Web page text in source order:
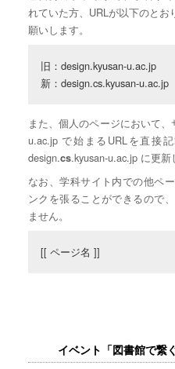
れていた方、URLが以下のと
願いします。
旧：design.kyusan-u.ac.jp
新：design.cs.kyusan-u.ac.jp
また、個人のページにおいて
u.ac.jp で始まるURLを直接
design.cs.kyusan-u.ac.jp に更新
なお、学科サイト内での他ペ
ンクを張ることができるので
ません。
[[ ページ名 ]]
イベント「図書館で繋